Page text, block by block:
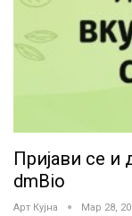
Пријави се и
dmBio
Арт Кујна Мар 28,